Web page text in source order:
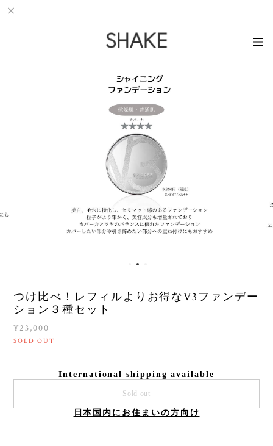
つけ比べ！レフィルよりお得なV3ファンデー
ション３種セット
¥23,000
SOLD OUT
International shipping available
Sold out
日本国内にお住まいの方向け